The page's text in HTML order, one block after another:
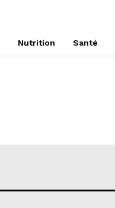
Nutrition Santé